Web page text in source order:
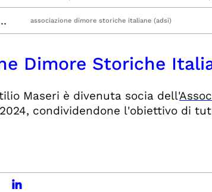
associazione dimore storiche italiane (adsi)
Dimore Storiche
Maseri è divenuta socia dell'
condividendone l'obiettivo di
linkedin